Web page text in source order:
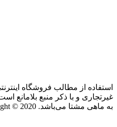
استفاده از مطالب فروشگاه
غیرتجاری و با ذکر منبع بلامانع
به ماهی مشتا می‌باشد. Copyright © 2020